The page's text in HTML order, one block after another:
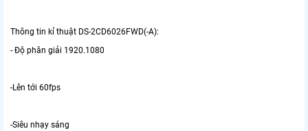
Thông tin kỉ thuật DS-2CD6026FWD(-A):
- Độ phân giải 1920.1080
-Lên tới 60fps
-Siêu nhạy sáng